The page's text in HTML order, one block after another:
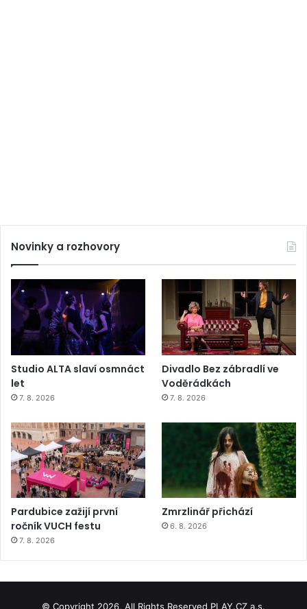
Novinky a rozhovory
Studio ALTA slaví osmnáct
let
7. 8. 2026
Divadlo Bez zábradlí ve
Voděrádkách
7. 8. 2026
Pardubice zažijí první
ročník VUCH festu
7. 8. 2026
Zmrzlinář přichází
6. 8. 2026
© Copyright 2026, All Rights Reserved PLAY.CZ a.s.